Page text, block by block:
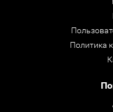
Политика